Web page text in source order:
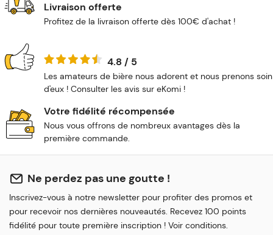
Livraison offerte
Profitez de la livraison offerte dès 100€ d'achat !
4.8 / 5
Les amateurs de bière nous adorent et nous prenons soin
d'eux ! Consulter les avis sur eKomi !
Votre fidélité récompensée
Nous vous offrons de nombreux avantages dès la
première commande.
Ne perdez pas une goutte !
Inscrivez-vous à notre newsletter pour profiter des promos et
pour recevoir nos dernières nouveautés. Recevez 100 points
fidélité pour toute première inscription ! Voir conditions.